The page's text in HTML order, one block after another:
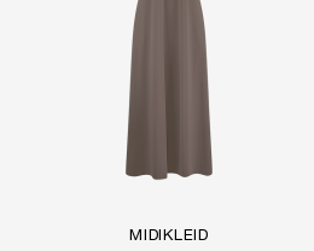
MIDIKLEID